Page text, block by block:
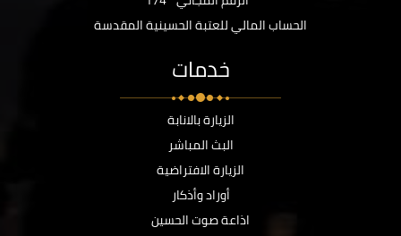
الحساب المالي للعتبة الحسينية المقدسة
خدمات
الزيارة بالانابة
البث المباشر
الزيارة الافتراضية
أوراد وأذكار
اذاعة صوت الحسين